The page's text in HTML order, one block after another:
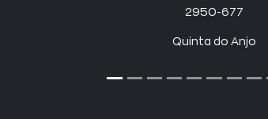
2950-677
Quinta do Anjo